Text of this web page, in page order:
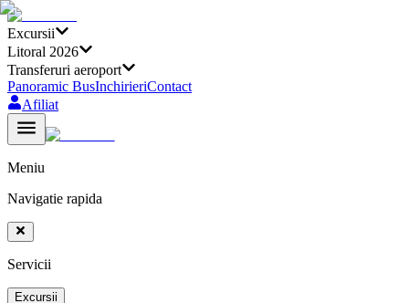
Excursii
Litoral 2026
Transferuri aeroport
Panoramic BusInchirieriContact
Afiliat
Meniu
Navigatie rapida
Servicii
Excursii